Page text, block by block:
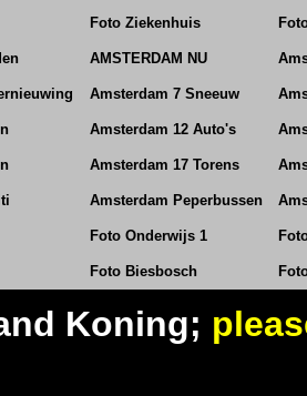
Foto Ziekenhuis
AMSTERDAM NU
Amsterdam 7 Sneeuw
Amsterdam 12 Auto's
Amsterdam 17 Torens
Amsterdam Peperbussen
Foto Onderwijs 1
Foto Biesbosch
Koning;